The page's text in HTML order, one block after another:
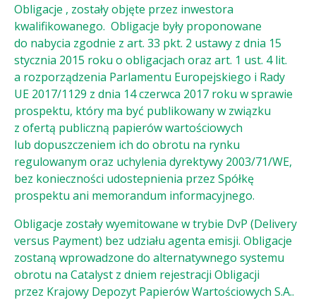
Obligacje , zostały objęte przez inwestora
kwalifikowanego. Obligacje były proponowane
do nabycia zgodnie z art. 33 pkt. 2 ustawy z dnia 15
stycznia 2015 roku o obligacjach oraz art. 1 ust. 4 lit.
a rozporządzenia Parlamentu Europejskiego i Rady
UE 2017/1129 z dnia 14 czerwca 2017 roku w sprawie
prospektu, który ma być publikowany w związku
z ofertą publiczną papierów wartościowych
lub dopuszczeniem ich do obrotu na rynku
regulowanym oraz uchylenia dyrektywy 2003/71/WE,
bez konieczności udostepnienia przez Spółkę
prospektu ani memorandum informacyjnego.
Obligacje zostały wyemitowane w trybie DvP (Delivery
versus Payment) bez udziału agenta emisji. Obligacje
zostaną wprowadzone do alternatywnego systemu
obrotu na Catalyst z dniem rejestracji Obligacji
przez Krajowy Depozyt Papierów Wartościowych S.A..